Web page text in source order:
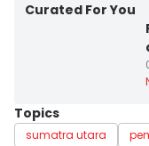
Curated For You
Topics
sumatra utara